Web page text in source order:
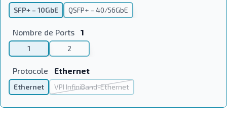
SFP+ – 10GbE QSFP+ – 40/56GbE
Nombre de Ports 1
1 2
Protocole Ethernet
Ethernet VPI InfiniBand-Ethernet